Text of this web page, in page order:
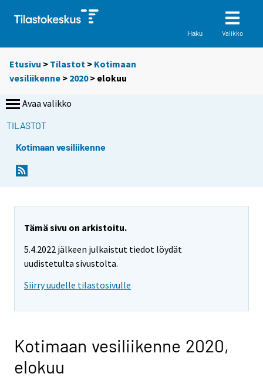
Haku Valikko
Etusivu > Tilastot > Kotimaan
vesiliikenne > 2020> elokuu
Avaa valikko
TILASTOT
Kotimaan vesiliikenne
Tämä sivu on arkistoitu.
5.4.2022 jälkeen julkaistut tiedot löydät
uudistetulta sivustolta.
Siirry uudelle tilastosivulle
Kotimaan vesiliikenne 2020,
elokuu